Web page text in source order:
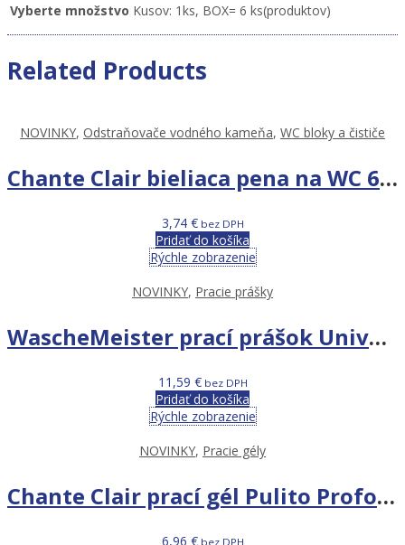
Vyberte množstvo Kusov: 1ks, BOX= 6 ks(produktov)
Related Products
NOVINKY, Odstraňovače vodného kameňa, WC bloky a čističe
Chante Clair bieliaca pena na WC 625 ml
3,74 €bez DPH
Pridať do košíka
Rýchle zobrazenie
NOVINKY, Pracie prášky
WascheMeister prací prášok Universal 6KG 80PD
11,59 €bez DPH
Pridať do košíka
Rýchle zobrazenie
NOVINKY, Pracie gély
Chante Clair prací gél Pulito Profondo 1,575L 35PD
6,96 €bez DPH